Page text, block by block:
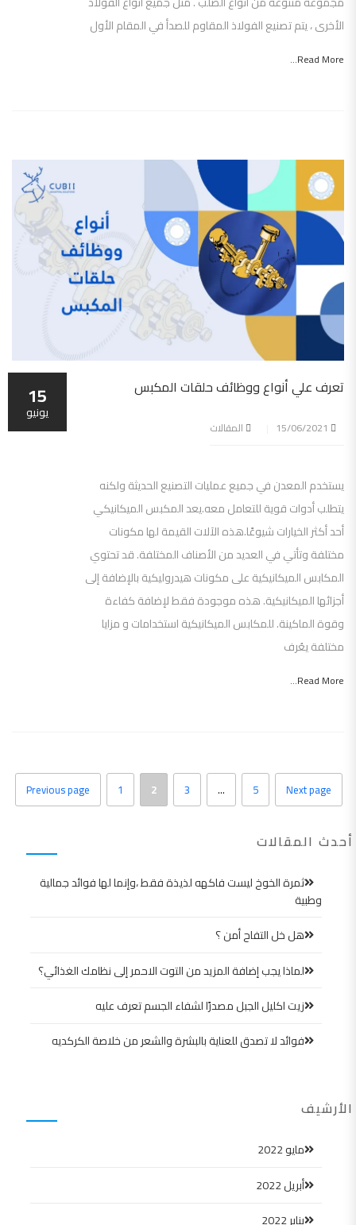
الأخرى ، يتم تصنيع الفولاذ المقاوم للصدأ في المقام الأول
Read More...
تعرف علي أنواع ووظائف حلقات المكبس
المقالات
يستخدم المعدن في جميع عمليات التصنيع الحديثة ولكنه
يتطلب أدوات قوية للتعامل معه.يعد المكبس الميكانيكي
أحد أكثر الخيارات شيوعًا.هذه الآلات القيمة لها مكونات
مختلفة وتأتي في العديد من الأصناف المختلفة. قد تحتوي
المكابس الميكانيكية على مكونات هيدروليكية بالإضافة إلى
أجزائها الميكانيكية. هذه موجودة فقط لإضافة كفاءة
وقوة الماكينة. للمكابس الميكانيكية استخدامات و مزايا
مختلفة يعُرف
Read More...
15
يونيو
Previous page 1 2 3 … 5 Next page
أحدث المقالات
ثمرة الخوخ ليست فاكهه لذيذة فقط ،وإنما لها فوائد جمالية
وطبية
هل خل التفاح أمن ؟
لماذا يجب إضافة المزيد من التوت الاحمر إلى نظامك الغذائي؟
زيت اكليل الجبل مصدرًا لشفاء الجسم تعرف عليه
فوائد لا تصدق للعناية بالبشرة والشعر من خلاصة الكركديه
الأرشيف
مايو 2022
أبريل 2022
يناير 2022